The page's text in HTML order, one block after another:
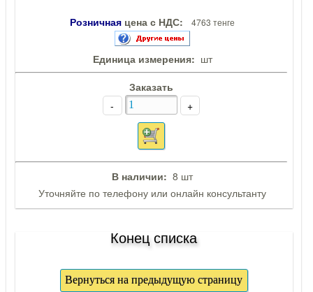
Розничная цена с НДС: 4763 тенге
Единица измерения: шт
Заказать
-
+
В наличии: 8 шт
Уточняйте по телефону или онлайн консультанту
Конец списка